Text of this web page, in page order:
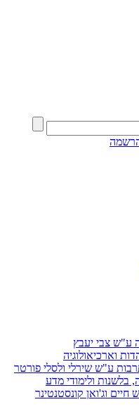
ע"ש צבי יעבץ
וארכיאולוגיה
ע"ש שירלי ולסלי פורטר
בלשנות ולימודי מדע
וג'ואן קונסטנטינר